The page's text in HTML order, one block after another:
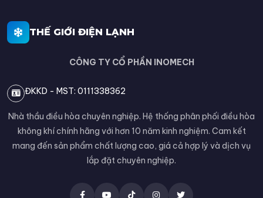
THẾ GIỚI ĐIỆN LẠNH
CÔNG TY CỔ PHẦN INOMECH
ĐKKD - MST: 0111338362
Nhà thầu điều hòa chuyên nghiệp. Hệ thống phân phối điều hòa
không khí chính hãng với hơn 10 năm kinh nghiệm. Cam kết
mang đến sản phẩm chất lượng cao, giá cả hợp lý và dịch vụ
lắp đặt chuyên nghiệp.